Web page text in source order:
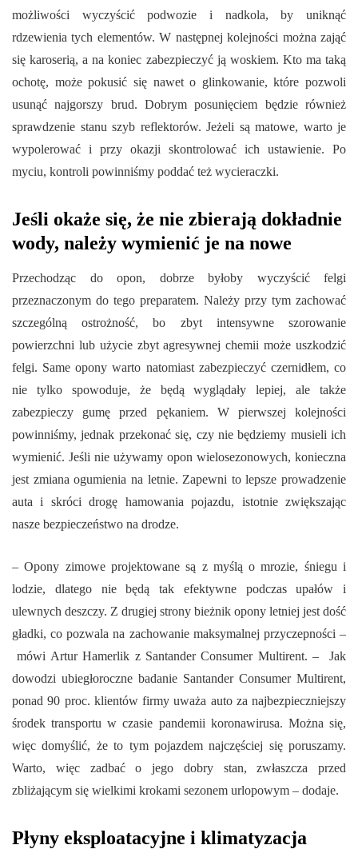
możliwości wyczyścić podwozie i nadkola, by uniknąć
rdzewienia tych elementów. W następnej kolejności można zająć
się karoserią, a na koniec zabezpieczyć ją woskiem. Kto ma taką
ochotę, może pokusić się nawet o glinkowanie, które pozwoli
usunąć najgorszy brud. Dobrym posunięciem będzie również
sprawdzenie stanu szyb reflektorów. Jeżeli są matowe, warto je
wypolerować i przy okazji skontrolować ich ustawienie. Po
myciu, kontroli powinniśmy poddać też wycieraczki.
Jeśli okaże się, że nie zbierają dokładnie
wody, należy wymienić je na nowe
Przechodząc do opon, dobrze byłoby wyczyścić felgi
przeznaczonym do tego preparatem. Należy przy tym zachować
szczególną ostrożność, bo zbyt intensywne szorowanie
powierzchni lub użycie zbyt agresywnej chemii może uszkodzić
felgi. Same opony warto natomiast zabezpieczyć czernidłem, co
nie tylko spowoduje, że będą wyglądały lepiej, ale także
zabezpieczy gumę przed pękaniem. W pierwszej kolejności
powinniśmy, jednak przekonać się, czy nie będziemy musieli ich
wymienić. Jeśli nie używamy opon wielosezonowych, konieczna
jest zmiana ogumienia na letnie. Zapewni to lepsze prowadzenie
auta i skróci drogę hamowania pojazdu, istotnie zwiększając
nasze bezpieczeństwo na drodze.
– Opony zimowe projektowane są z myślą o mrozie, śniegu i
lodzie, dlatego nie będą tak efektywne podczas upałów i
ulewnych deszczy. Z drugiej strony bieżnik opony letniej jest dość
gładki, co pozwala na zachowanie maksymalnej przyczepności –
mówi Artur Hamerlik z Santander Consumer Multirent. – Jak
dowodzi ubiegłoroczne badanie Santander Consumer Multirent,
ponad 90 proc. klientów firmy uważa auto za najbezpieczniejszy
środek transportu w czasie pandemii koronawirusa. Można się,
więc domyślić, że to tym pojazdem najczęściej się poruszamy.
Warto, więc zadbać o jego dobry stan, zwłaszcza przed
zbliżającym się wielkimi krokami sezonem urlopowym – dodaje.
Płyny eksploatacyjne i klimatyzacja